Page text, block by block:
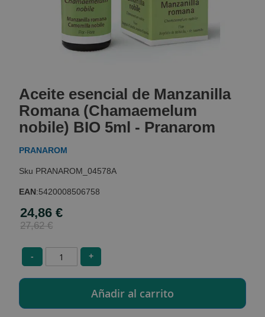
the
beginning
of
the
gallery
Aceite esencial de Manzanilla
Romana (Chamaemelum
nobile) BIO 5ml - Pranarom
PRANAROM
PRANAROM_04578A
EAN:5420008506758
Special
Price
24,86 €
27,62 €
- +